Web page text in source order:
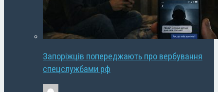
Запоріжців попереджають про вербування
спецслужбами рф